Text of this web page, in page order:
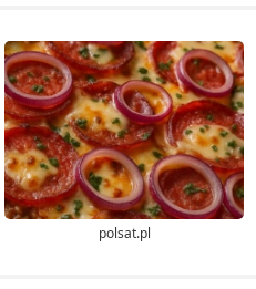
polsat.pl